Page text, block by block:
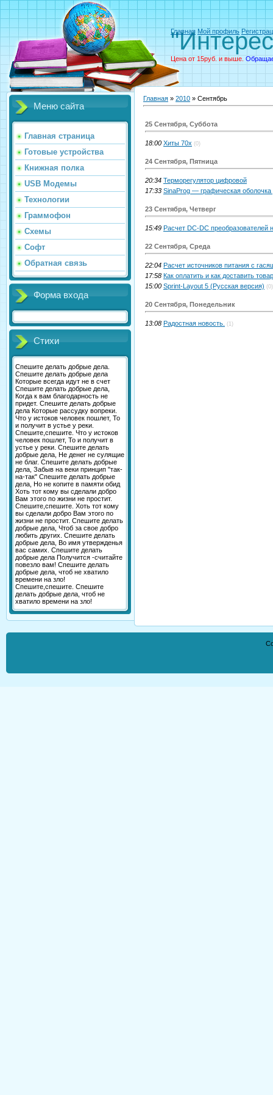
Цена от 15руб. и выше.
Главная Мой профиль
Меню сайта
Главная страница
Готовые устройства
Книжная полка
USB Модемы
Технологии
Граммофон
Схемы
Софт
Обратная связь
Форма входа
Стихи
Спешите делать добрые дела.
Спешите делать добрые дела
Которые всегда идут не в счет
Спешите делать добрые дела,
Когда к вам благодарность не
придет. Спешите делать добрые
дела Которые рассудку вопреки.
Что у истоков человек пошлет, То
и получит в устье у реки.
Спешите,спешите. Что у истоков
человек пошлет, То и получит в
устье у реки. Спешите делать
добрые дела, Не денег не сулящие
не благ. Спешите делать добрые
дела, Забыв на веки принцип "так-
на-так" Спешите делать добрые
дела, Но не копите в памяти обид
Хоть тот кому вы сделали добро
Вам этого по жизни не простит.
Спешите,спешите. Хоть тот кому
вы сделали добро Вам этого по
жизни не простит. Спешите делать
добрые дела, Чтоб за свое добро
любить других. Спешите делать
добрые дела, Во имя утвержденья
вас самих. Спешите делать
добрые дела Получится -считайте
повезло вам! Спешите делать
добрые дела, чтоб не хватило
времени на зло!
Спешите,спешите. Спешите
делать добрые дела, чтоб не
хватило времени на зло!
Главная » 2010 » Сентябрь
25 Сентября, Суббота
18:00 Хиты 70х (0)
24 Сентября, Пятница
20:34 Терморегулятор цифровой
17:33 SinaProg — графическая оболочка
23 Сентября, Четверг
15:49 Расчет DC-DC преобразователей
22 Сентября, Среда
22:04 Расчет источников питания с
17:58 Как оплатить и как доставить
15:00 Sprint-Layout 5 (Русская версия) (0)
20 Сентября, Понедельник
13:08 Радостная новость. (1)